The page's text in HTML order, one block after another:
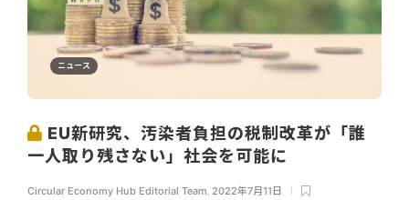
ニュース
EU新研究、汚染者負担の税制改革が「誰
一人取り残さない」社会を可能に
Circular Economy Hub Editorial Team 2022年7月11日